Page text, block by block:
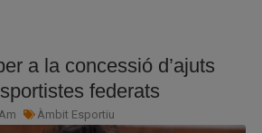
a la concessió d’ajuts
federats
Àmbit Esportiu